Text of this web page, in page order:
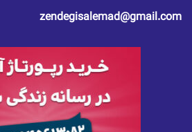
zendegisalemad@gmail.com